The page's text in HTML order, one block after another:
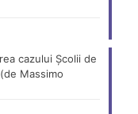
cazului Școlii de
Massimo